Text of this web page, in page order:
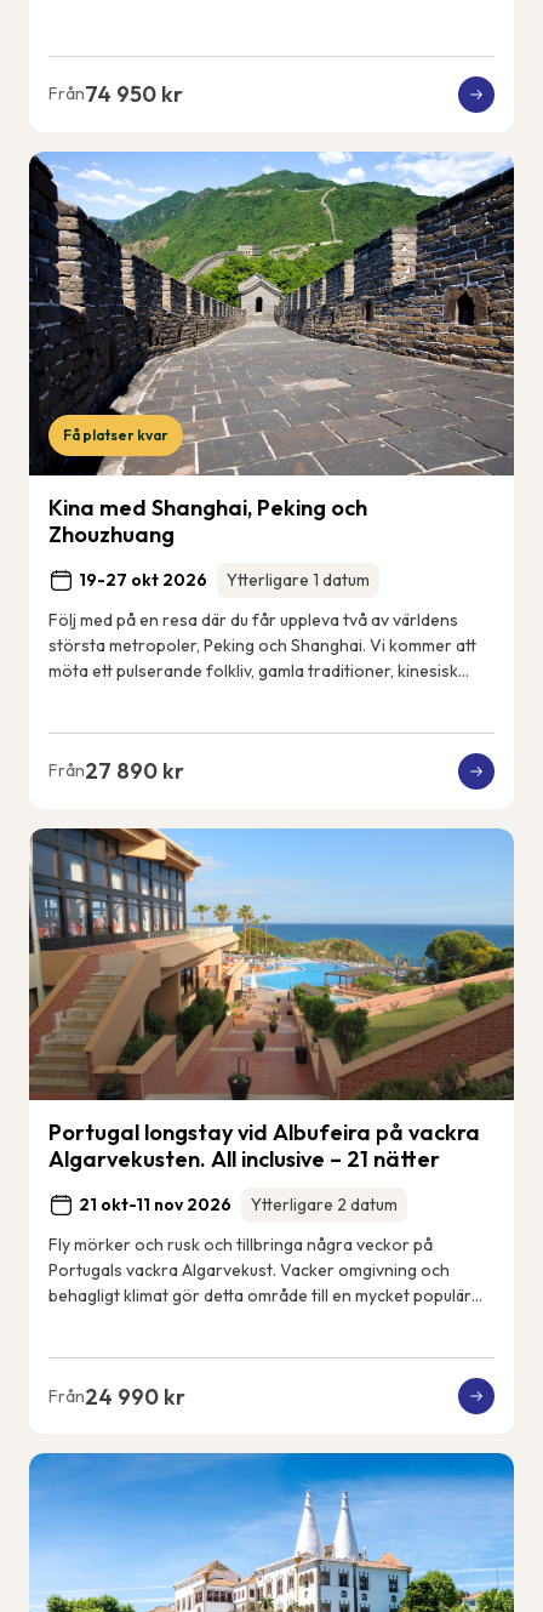
Från74 950 kr
Få platser kvar
Kina med Shanghai, Peking och
Zhouzhuang
19-27 okt 2026
Ytterligare 1 datum
Följ med på en resa där du får uppleva två av världens
största metropoler, Peking och Shanghai. Vi kommer att
möta ett pulserande folkliv, gamla traditioner, kinesisk
Från27 890 kr
Portugal longstay vid Albufeira på vackra
Algarvekusten. All inclusive – 21 nätter
21 okt-11 nov 2026
Ytterligare 2 datum
Fly mörker och rusk och tillbringa några veckor på
Portugals vackra Algarvekust. Vacker omgivning och
behagligt klimat gör detta område till en mycket populär
Från24 990 kr